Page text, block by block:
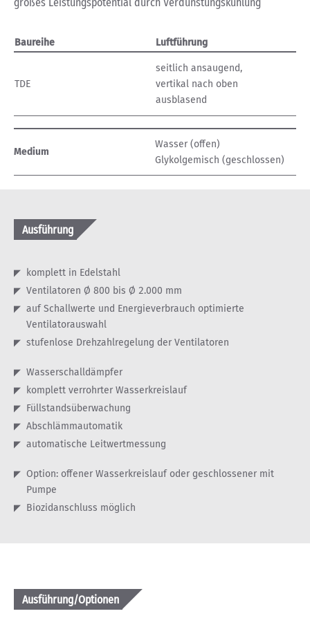
Baureihe Luftführung
TDE
seitlich ansaugend,
vertikal nach oben
ausblasend
Medium
Wasser (offen)
Glykolgemisch (geschlossen)
Ausführung
komplett in Edelstahl
Ventilatoren Ø 800 bis Ø 2.000 mm
auf Schallwerte und Energieverbrauch optimierte
Ventilatorauswahl
stufenlose Drehzahlregelung der Ventilatoren
Wasserschalldämpfer
komplett verrohrter Wasserkreislauf
Füllstandsüberwachung
Abschlämmautomatik
automatische Leitwertmessung
Option: offener Wasserkreislauf oder geschlossener mit
Pumpe
Biozidanschluss möglich
Ausführung/Optionen